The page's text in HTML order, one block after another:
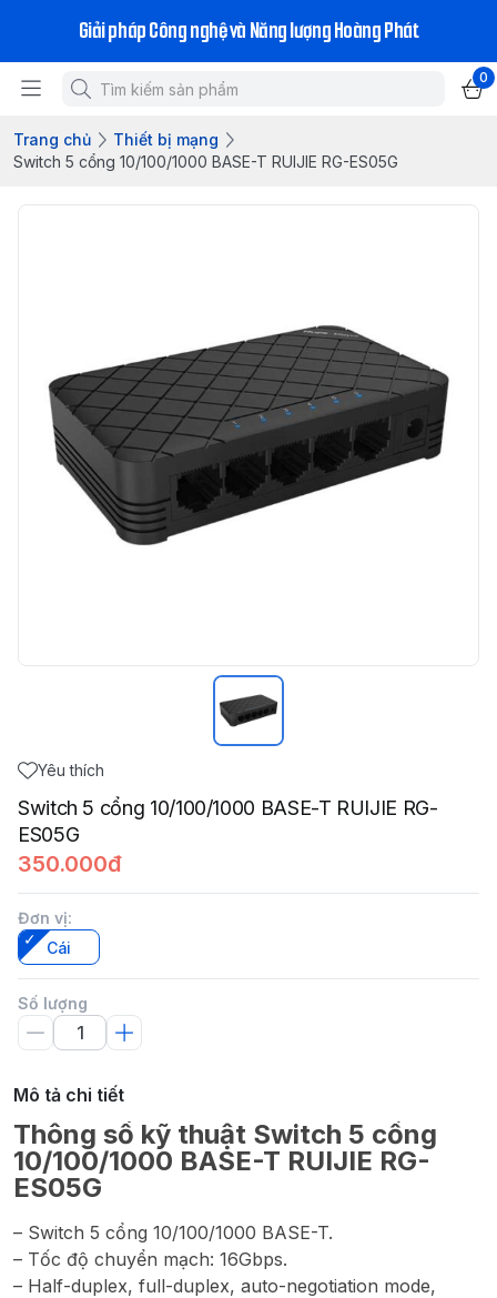
Giải pháp Công nghệ và Năng lượng Hoàng Phát
0
Trang chủ
Thiết bị mạng
Switch 5 cổng 10/100/1000 BASE-T RUIJIE RG-ES05G
Yêu thích
Switch 5 cổng 10/100/1000 BASE-T RUIJIE RG-
ES05G
350.000đ
Đơn vị:
Cái
Số lượng
Mô tả chi tiết
Thông số kỹ thuật Switch 5 cổng
10/100/1000 BASE-T RUIJIE RG-
ES05G
– Switch 5 cổng 10/100/1000 BASE-T.
– Tốc độ chuyển mạch: 16Gbps.
– Half-duplex, full-duplex, auto-negotiation mode,